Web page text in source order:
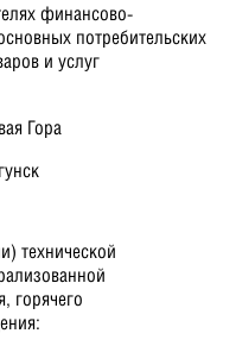
финансово-
потребительских
и услуг
Гора
технической
горячего